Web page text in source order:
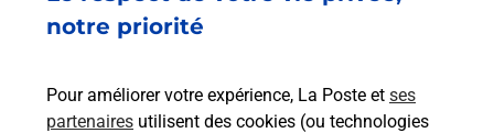
notre priorité
Pour améliorer votre expérience, La Poste et ses
partenaires utilisent des cookies (ou technologies
Versailles
Vicq